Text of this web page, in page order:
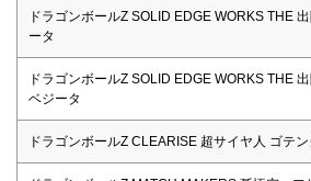
ドラゴンボールZ SOLID EDGE WORKS THE
ータ
ドラゴンボールZ SOLID EDGE WORKS THE
ベジータ
ドラゴンボールZ CLEARISE 超サイヤ人 ゴテン